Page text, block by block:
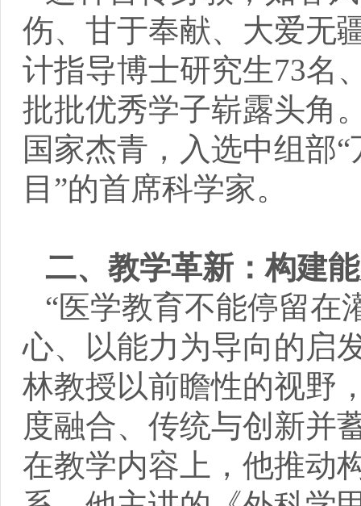
伤、甘于奉献、大爱无
计指导博士研究生73名
批批优秀学子崭露头角
国家杰青，入选中组部
目”的首席科学家。
二、教学革新：构建
“医学教育不能停留在
心、以能力为导向的启
林教授以前瞻性的视野
度融合、传统与创新并
在教学内容上，他推动